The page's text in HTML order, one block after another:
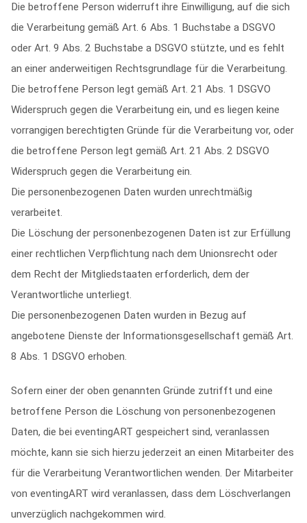
Die betroffene Person widerruft ihre Einwilligung, auf die sich
die Verarbeitung gemäß Art. 6 Abs. 1 Buchstabe a DSGVO
oder Art. 9 Abs. 2 Buchstabe a DSGVO stützte, und es fehlt
an einer anderweitigen Rechtsgrundlage für die Verarbeitung.
Die betroffene Person legt gemäß Art. 21 Abs. 1 DSGVO
Widerspruch gegen die Verarbeitung ein, und es liegen keine
vorrangigen berechtigten Gründe für die Verarbeitung vor, oder
die betroffene Person legt gemäß Art. 21 Abs. 2 DSGVO
Widerspruch gegen die Verarbeitung ein.
Die personenbezogenen Daten wurden unrechtmäßig
verarbeitet.
Die Löschung der personenbezogenen Daten ist zur Erfüllung
einer rechtlichen Verpflichtung nach dem Unionsrecht oder
dem Recht der Mitgliedstaaten erforderlich, dem der
Verantwortliche unterliegt.
Die personenbezogenen Daten wurden in Bezug auf
angebotene Dienste der Informationsgesellschaft gemäß Art.
8 Abs. 1 DSGVO erhoben.
Sofern einer der oben genannten Gründe zutrifft und eine
betroffene Person die Löschung von personenbezogenen
Daten, die bei eventingART gespeichert sind, veranlassen
möchte, kann sie sich hierzu jederzeit an einen Mitarbeiter des
für die Verarbeitung Verantwortlichen wenden. Der Mitarbeiter
von eventingART wird veranlassen, dass dem Löschverlangen
unverzüglich nachgekommen wird.